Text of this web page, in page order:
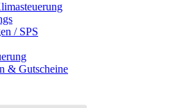
/ SPS
& Gutscheine